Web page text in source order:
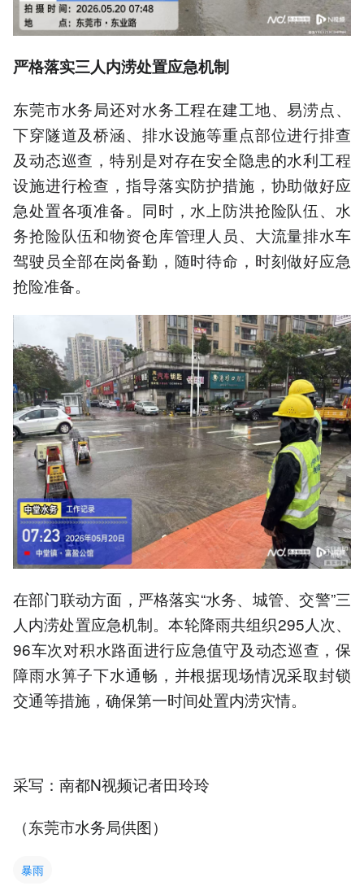
严格落实三人内涝处置应急机制
东莞市水务局还对水务工程在建工地、易涝点、
下穿隧道及桥涵、排水设施等重点部位进行排查
及动态巡查，特别是对存在安全隐患的水利工程
设施进行检查，指导落实防护措施，协助做好应
急处置各项准备。同时，水上防洪抢险队伍、水
务抢险队伍和物资仓库管理人员、大流量排水车
驾驶员全部在岗备勤，随时待命，时刻做好应急
抢险准备。
在部门联动方面，严格落实“水务、城管、交警”三
人内涝处置应急机制。本轮降雨共组织295人次、
96车次对积水路面进行应急值守及动态巡查，保
障雨水箅子下水通畅，并根据现场情况采取封锁
交通等措施，确保第一时间处置内涝灾情。
采写：南都N视频记者田玲玲
（东莞市水务局供图）
暴雨